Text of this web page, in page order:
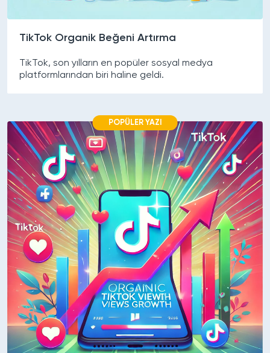
TikTok Organik Beğeni Artırma
TikTok, son yılların en popüler sosyal medya
platformlarından biri haline geldi.
POPÜLER YAZI